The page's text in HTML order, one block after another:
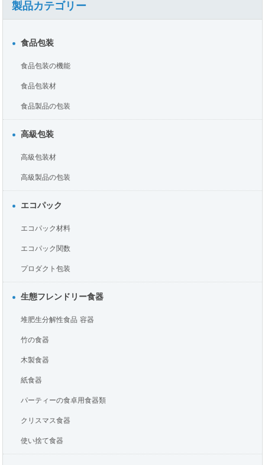
MOQ:1000pcs.
製品カテゴリー
食品包装
食品包装の機能
食品包装材
食品製品の包装
高級包装
高級包装材
高級製品の包装
エコパック
エコパック材料
エコパック関数
プロダクト包装
生態フレンドリー食器
堆肥生分解性食品 容器
竹の食器
木製食器
紙食器
パーティーの食卓用食器類
クリスマス食器
使い捨て食器